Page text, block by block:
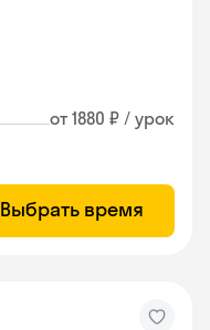
от 1880 ₽ / урок
Выбрать время